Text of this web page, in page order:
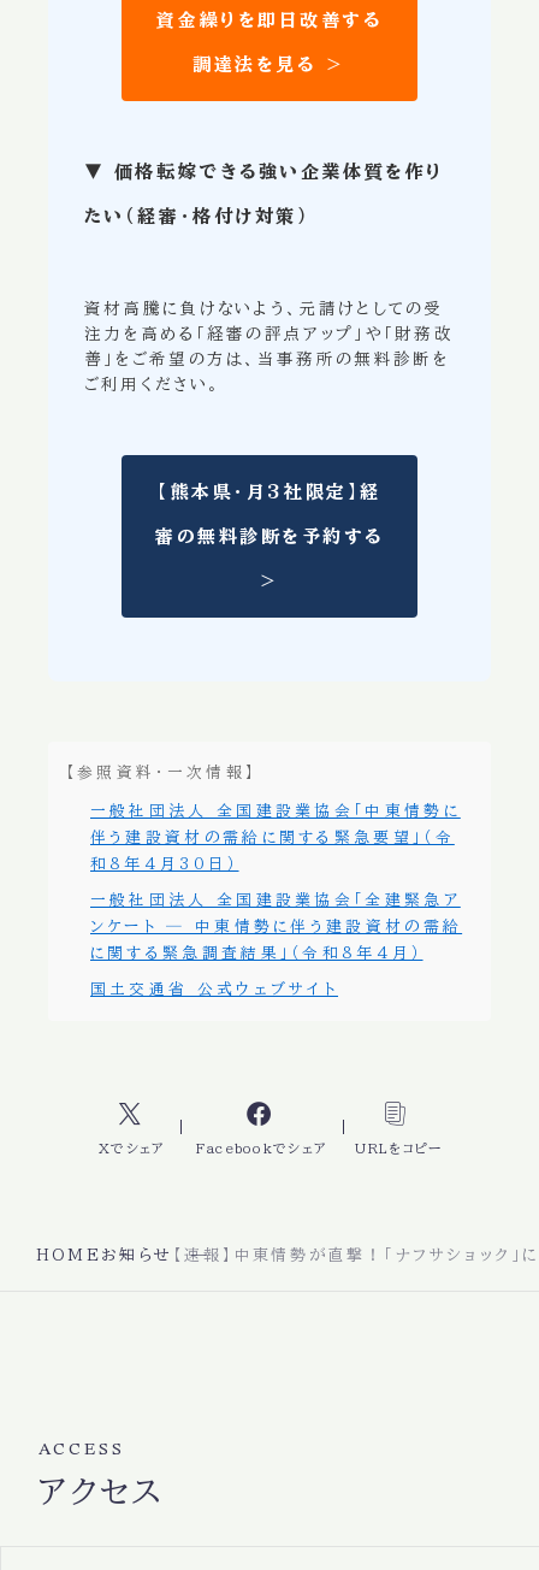
資金繰りを即日改善する
調達法を見る ＞
▼ 価格転嫁できる強い企業体質を作り
たい（経審・格付け対策）
資材高騰に負けないよう、元請けとしての受
注力を高める「経審の評点アップ」や「財務改
善」をご希望の方は、当事務所の無料診断を
ご利用ください。
【熊本県・月3社限定】経
審の無料診断を予約する
＞
【参照資料・一次情報】
一般社団法人 全国建設業協会「中東情勢に
伴う建設資材の需給に関する緊急要望」（令
和8年4月30日）
一般社団法人 全国建設業協会「全建緊急ア
ンケート ─ 中東情勢に伴う建設資材の需給
に関する緊急調査結果」（令和8年4月）
国土交通省 公式ウェブサイト
Xでシェア Facebookでシェア URLをコピー
HOME お知らせ 【速報】中東情勢が直撃！「ナフサショック
ACCESS
アクセス